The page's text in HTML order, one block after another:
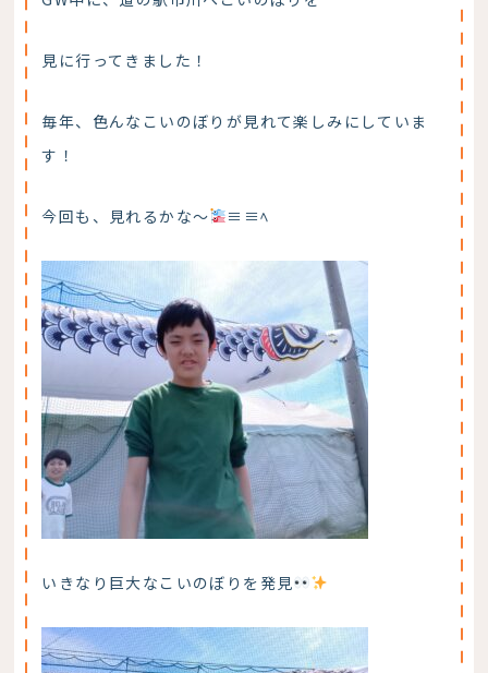
見に行ってきました！
毎年、色んなこいのぼりが見れて楽しみにしていま
す！
今回も、見れるかな～ ≡≡ﾍ
いきなり巨大なこいのぼりを発見